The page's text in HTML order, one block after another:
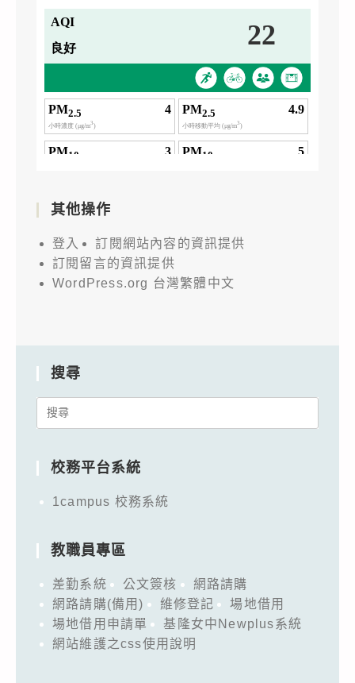
其他操作
登入
訂閱網站內容的資訊提供
訂閱留言的資訊提供
WordPress.org 台灣繁體中文
搜尋
Search
校務平台系統
1campus 校務系統
教職員專區
差勤系統 公文簽核
網路請購
網路請購(備用)
維修登記
場地借用
場地借用申請單
基隆女中Newplus系統
網站維護之css使用說明